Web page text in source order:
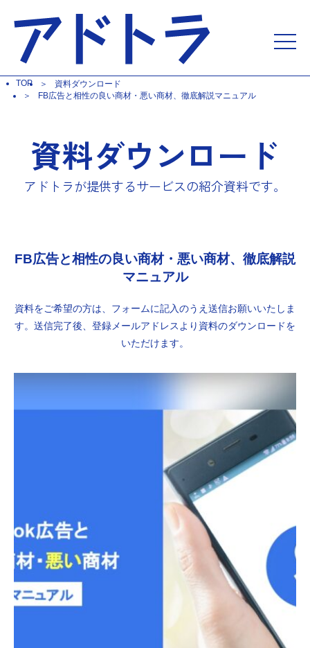
TOP
資料ダウンロード
FB広告と相性の良い商材・悪い商材、徹底解説マニュアル
資料ダウンロード
アドトラが提供するサービスの紹介資料です。
FB広告と相性の良い商材・悪い商材、徹底解説
マニュアル
資料をご希望の方は、フォームに記入のうえ送信お願いいたしま
す。送信完了後、登録メールアドレスより資料のダウンロードを
いただけます。